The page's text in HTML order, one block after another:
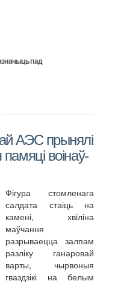
пад
АЭС прынялі
воінаў-
Фігура стомленага
салдата стаіць на
камені, хвіліна
маўчання
разрываецца залпам
разліку ганаровай
варты, чырвоныя
гваздзікі на белым